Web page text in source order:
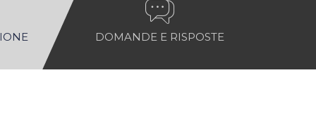
DOMANDE E RISPOSTE